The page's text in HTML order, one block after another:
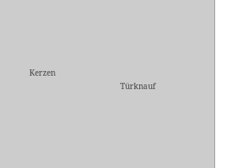
Kerzen
Türknauf